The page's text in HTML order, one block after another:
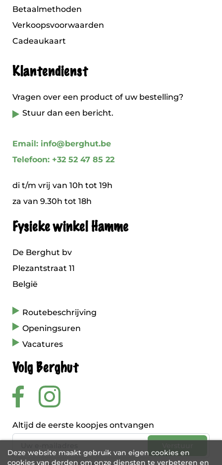
Betaalmethoden
Verkoopsvoorwaarden
Cadeaukaart
Klantendienst
Vragen over een product of uw bestelling?
Stuur dan een bericht.
Email: info@berghut.be
Telefoon: +32 52 47 85 22
di t/m vrij van 10h tot 19h
za van 9.30h tot 18h
Fysieke winkel Hamme
De Berghut bv
Plezantstraat 11
België
Routebeschrijving
Openingsuren
Vacatures
Volg Berghut
Altijd de eerste koopjes ontvangen
Deze website maakt gebruik van eigen cookies en
cookies van derden om onze diensten te verbeteren en